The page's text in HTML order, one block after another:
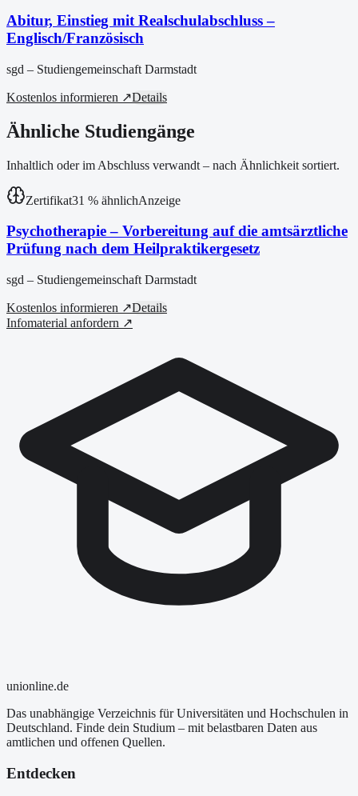
Abitur, Einstieg mit Realschulabschluss –
Englisch/Französisch
sgd – Studiengemeinschaft Darmstadt
Kostenlos informieren ↗Details
Ähnliche Studiengänge
Inhaltlich oder im Abschluss verwandt – nach Ähnlichkeit sortiert.
Zertifikat31 % ähnlichAnzeige
Psychotherapie – Vorbereitung auf die amtsärztliche
Prüfung nach dem Heilpraktikergesetz
sgd – Studiengemeinschaft Darmstadt
Kostenlos informieren ↗Details
Infomaterial anfordern ↗
unionline.de
Das unabhängige Verzeichnis für Universitäten und Hochschulen in
Deutschland. Finde dein Studium – mit belastbaren Daten aus
amtlichen und offenen Quellen.
Entdecken